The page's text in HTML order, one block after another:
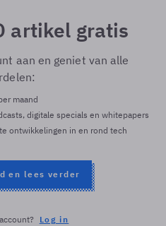
artikel gratis
aan en geniet van alle
maand
digitale specials en whitepapers
ontwikkelingen in en rond tech
en lees verder
Log in